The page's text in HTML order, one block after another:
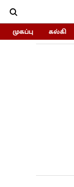
முகப்பு கல்கி